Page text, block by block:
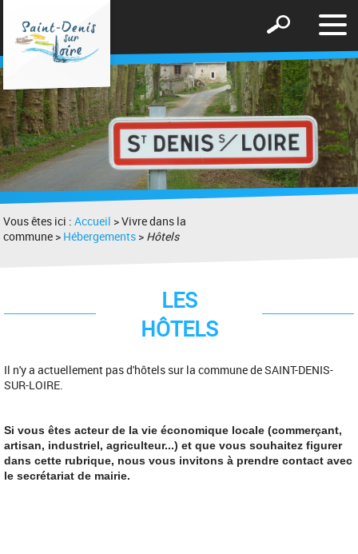
le
Afficher
formulaire
de
recherche
Vous êtes ici :Accueil > Vivre dans la
commune > Hébergements > Hôtels
LES
HÔTELS
Il n'y a actuellement pas d'hôtels sur la commune de SAINT-DENIS-
SUR-LOIRE.
Si vous êtes acteur de la vie économique locale (commerçant,
artisan, industriel, agriculteur...) et que vous souhaitez figurer
dans cette rubrique, nous vous invitons à prendre contact avec
le secrétariat de mairie.